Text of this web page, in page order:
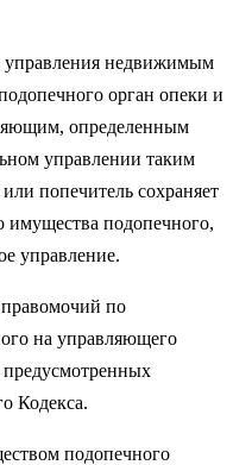
управления недвижимым
орган опеки и
определенным
управлении таким
попечитель сохраняет
подопечного,
управление.
по
на управляющего
предусмотренных
Кодекса.
подопечного